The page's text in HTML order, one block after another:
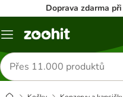
Doprava zdarma
Menu
Hledat
produkty